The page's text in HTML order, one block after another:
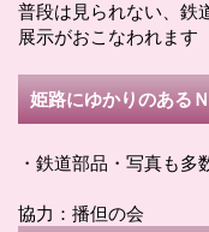
普段は見られない、鉄
展示がおこなわれます
姫路にゆかりのある
・鉄道部品・写真も多
協力：播但の会